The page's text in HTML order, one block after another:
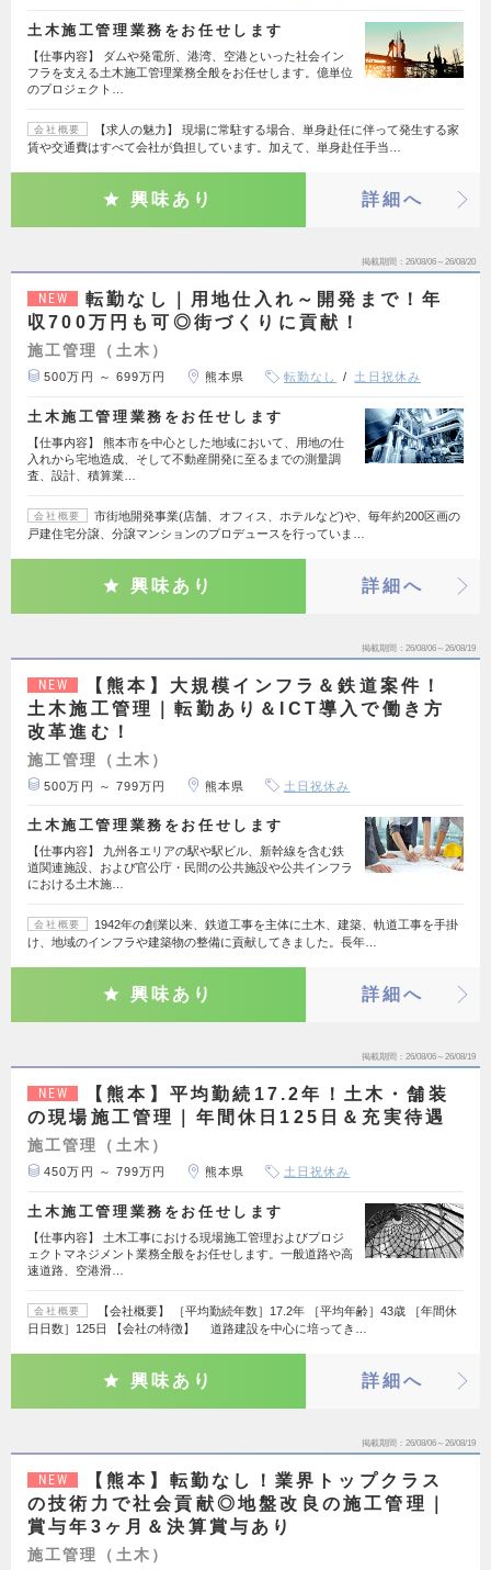
土木施工管理業務をお任せします
【仕事内容】 ダムや発電所、港湾、空港といった社会イン
フラを支える土木施工管理業務全般をお任せします。億単位
のプロジェクト…
会社概要
【求人の魅力】 現場に常駐する場合、単身赴任に伴って発生する家
賃や交通費はすべて会社が負担しています。加えて、単身赴任手当…
興味あり 詳細へ
掲載期間 26/08/06～26/08/20
NEW
転勤なし｜用地仕入れ～開発まで！年
収700万円も可◎街づくりに貢献！
施工管理（土木）
500万円 ～ 699万円 熊本県 転勤なし 土日祝休み
土木施工管理業務をお任せします
【仕事内容】 熊本市を中心とした地域において、用地の仕
入れから宅地造成、そして不動産開発に至るまでの測量調
査、設計、積算業…
会社概要
市街地開発事業(店舗、オフィス、ホテルなど)や、毎年約200区画の
戸建住宅分譲、分譲マンションのプロデュースを行っていま…
興味あり 詳細へ
掲載期間 26/08/06～26/08/19
NEW
【熊本】大規模インフラ＆鉄道案件！
土木施工管理｜転勤あり＆ICT導入で働き方
改革進む！
施工管理（土木）
500万円 ～ 799万円 熊本県 土日祝休み
土木施工管理業務をお任せします
【仕事内容】 九州各エリアの駅や駅ビル、新幹線を含む鉄
道関連施設、および官公庁・民間の公共施設や公共インフラ
における土木施…
会社概要
1942年の創業以来、鉄道工事を主体に土木、建築、軌道工事を手掛
け、地域のインフラや建築物の整備に貢献してきました。長年…
興味あり 詳細へ
掲載期間 26/08/06～26/08/19
NEW
【熊本】平均勤続17.2年！土木・舗装
の現場施工管理｜年間休日125日＆充実待遇
施工管理（土木）
450万円 ～ 799万円 熊本県 土日祝休み
土木施工管理業務をお任せします
【仕事内容】 土木工事における現場施工管理およびプロジ
ェクトマネジメント業務全般をお任せします。一般道路や高
速道路、空港滑…
会社概要
【会社概要】 ［平均勤続年数］17.2年 ［平均年齢］43歳 ［年間休
日日数］125日 【会社の特徴】 道路建設を中心に培ってき…
興味あり 詳細へ
掲載期間 26/08/06～26/08/19
NEW
【熊本】転勤なし！業界トップクラス
の技術力で社会貢献◎地盤改良の施工管理｜
賞与年3ヶ月＆決算賞与あり
施工管理（土木）